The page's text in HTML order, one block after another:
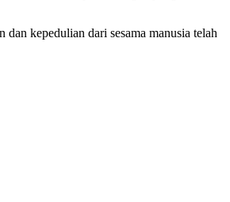
kepedulian dari sesama manusia telah